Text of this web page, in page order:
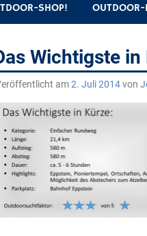
SHOP! OUTDOOR-
Wichtigste in
am2. Juli 2014von